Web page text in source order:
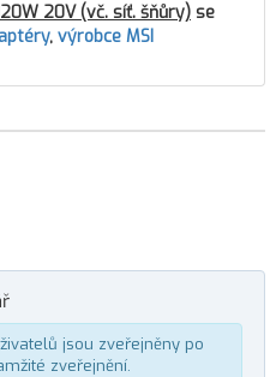
20V (vč. síť. šňůry) se
, výrobce MSI
jsou zveřejněny po
zveřejnění.